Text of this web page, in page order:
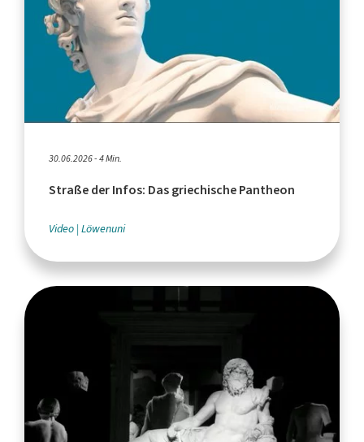
30.06.2026 - 4 Min.
Straße der Infos: Das griechische Pantheon
Video Löwenuni